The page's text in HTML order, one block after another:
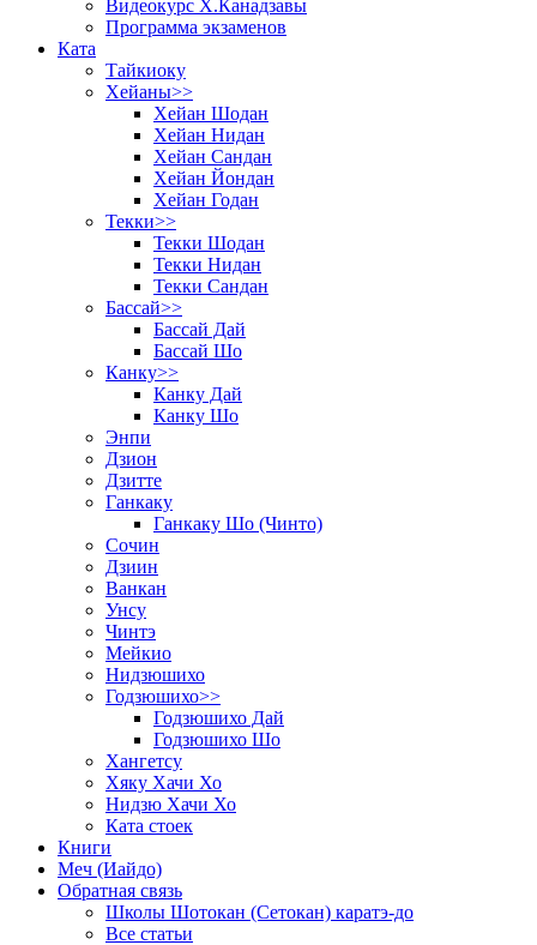
Видеокурс Х.Канадзавы
Программа экзаменов
Ката
Тайкиоку
Хейаны>>
Хейан Шодан
Хейан Нидан
Хейан Сандан
Хейан Йондан
Хейан Годан
Текки>>
Текки Шодан
Текки Нидан
Текки Сандан
Бассай>>
Бассай Дай
Бассай Шо
Канку>>
Канку Дай
Канку Шо
Энпи
Дзион
Дзитте
Ганкаку
Ганкаку Шо (Чинто)
Сочин
Дзиин
Ванкан
Унсу
Чинтэ
Мейкио
Нидзюшихо
Годзюшихо>>
Годзюшихо Дай
Годзюшихо Шо
Хангетсу
Хяку Хачи Хо
Нидзю Хачи Хо
Ката стоек
Книги
Меч (Иайдо)
Обратная связь
Школы Шотокан (Сетокан) каратэ-до
Все статьи